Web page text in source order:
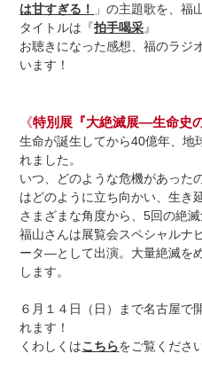
は甘すぎる！
」の主題歌を、福
タイトルは『拍手喝采』
お聴きになった感想、福のラジ
います！
《特別展『大絶滅展―生命史
生命が誕生してから40億年、地
れました。
いつ、どのような危機があっ
はどのように立ち向かい、生き
さまざまな角度から、5回の絶滅
福山さんは展覧会スペシャルナ
ータ―として出演。大量絶滅を
します。
６月１４日（日）まで名古屋で
れます！
くわしくはこちらをご覧くださ